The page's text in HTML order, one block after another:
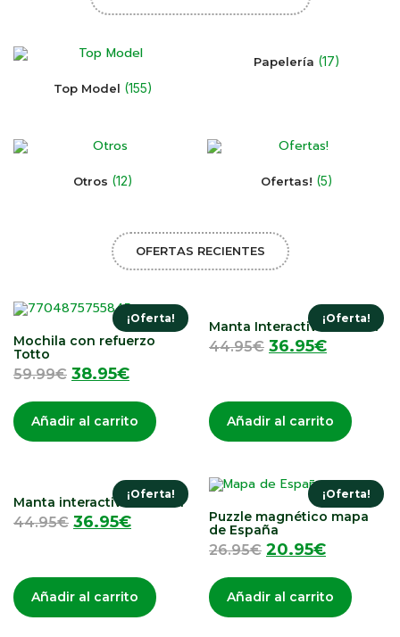
Top Model (155)
Papelería (17)
Otros (12) Ofertas! (5)
OFERTAS RECIENTES
¡Oferta!
Mochila con refuerzo
Totto
59.99€ 38.95€
Añadir al carrito
¡Oferta!
Manta Interactiva Musical
44.95€ 36.95€
Añadir al carrito
¡Oferta!
Manta interactiva musical
44.95€ 36.95€
Añadir al carrito
¡Oferta!
Puzzle magnético mapa
de España
26.95€ 20.95€
Añadir al carrito